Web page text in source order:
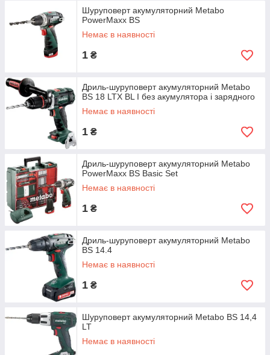
Шуруповерт акумуляторний Metabo
PowerMaxx BS
Немає в наявності
1 ₴
Дриль-шуруповерт акумуляторний Metabo
BS 18 LTX BL I без акумулятора і зарядного
Немає в наявності
1 ₴
Дриль-шуруповерт акумуляторний Metabo
PowerMaxx BS Basic Set
Немає в наявності
1 ₴
Дриль-шуруповерт акумуляторний Metabo
BS 14.4
Немає в наявності
1 ₴
Шуруповерт акумуляторний Metabo BS 14,4
LT
Немає в наявності